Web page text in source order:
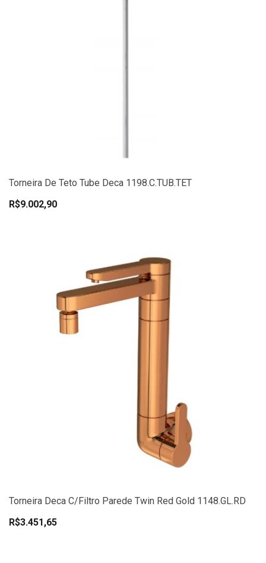
Torneira De Teto Tube Deca 1198.C.TUB.TET
R$9.002,90
Torneira Deca C/Filtro Parede Twin Red Gold 1148.GL.RD
R$3.451,65